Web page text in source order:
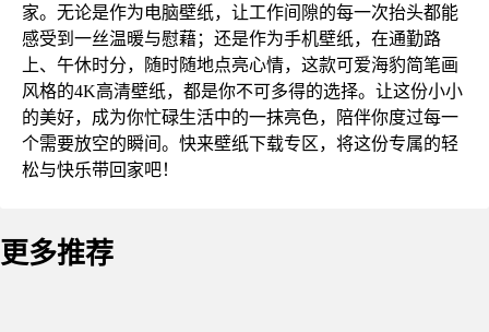
家。无论是作为电脑壁纸，让工作间隙的每一次抬头都能
感受到一丝温暖与慰藉；还是作为手机壁纸，在通勤路
上、午休时分，随时随地点亮心情，这款可爱海豹简笔画
风格的4K高清壁纸，都是你不可多得的选择。让这份小小
的美好，成为你忙碌生活中的一抹亮色，陪伴你度过每一
个需要放空的瞬间。快来壁纸下载专区，将这份专属的轻
松与快乐带回家吧！
更多推荐